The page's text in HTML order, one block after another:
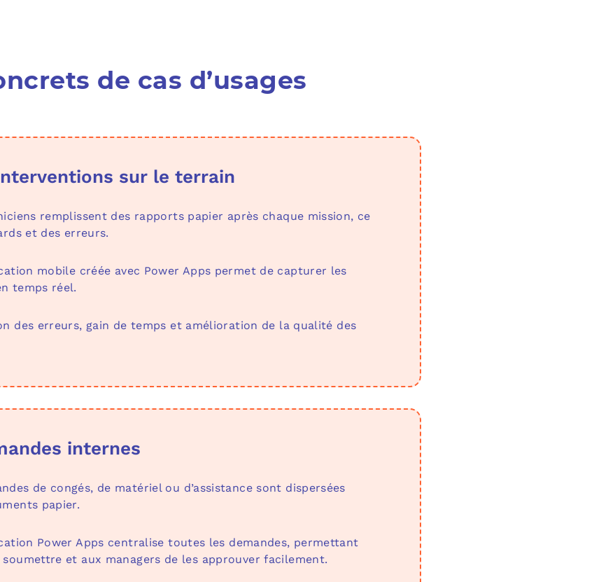
de cas d’usages
sur le terrain
remplissent des rapports papier après chaque mission, ce
et des erreurs.
mobile créée avec Power Apps permet de capturer les
temps réel.
des erreurs, gain de temps et amélioration de la qualité des
internes
de congés, de matériel ou d’assistance sont dispersées
papier.
Power Apps centralise toutes les demandes, permettant
soumettre et aux managers de les approuver facilement.